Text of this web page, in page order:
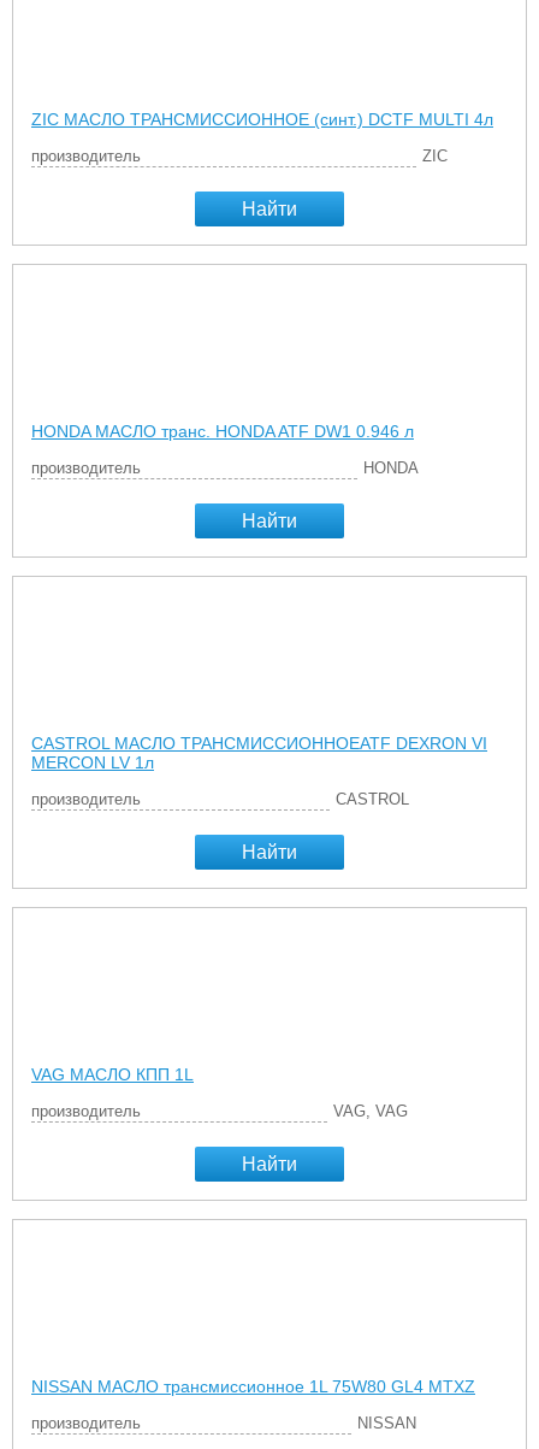
ZIC МАСЛО ТРАНСМИССИОННОЕ (синт.) DCTF MULTI 4л
производитель ZIC
Найти
HONDA МАСЛО транс. HONDA ATF DW1 0.946 л
производитель HONDA
Найти
CASTROL МАСЛО ТРАНСМИССИОННОЕATF DEXRON VI
MERCON LV 1л
производитель CASTROL
Найти
VAG МАСЛО КПП 1L
производитель VAG, VAG
Найти
NISSAN МАСЛО трансмиссионное 1L 75W80 GL4 MTXZ
производитель NISSAN